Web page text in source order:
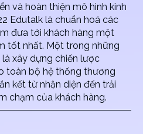
và hoàn thiện mô hình kinh
Edutalk là chuẩn hoá các
đưa tới khách hàng một
tốt nhất. Một trong những
xây dựng chiến lược
toàn bộ hệ thống thương
kết từ nhận diện đến trải
chạm của khách hàng.